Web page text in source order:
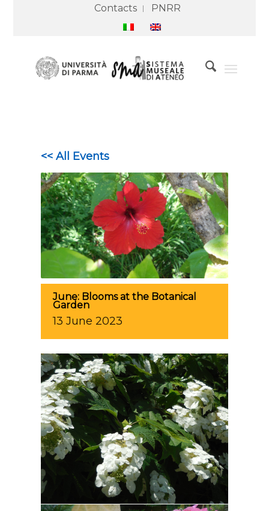
Contacts PNRR
<< All Events
June: Blooms at the Botanical
Garden
13 June 2023